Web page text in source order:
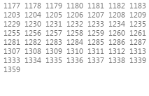
1177 1178 1179 1180 1181 1182
1183
1203 1204 1205 1206 1207 1208 1209
1229 1230 1231 1232 1233 1234 1235
1255 1256 1257 1258 1259 1260 1261
1281 1282 1283 1284 1285 1286 1287
1307 1308 1309 1310 1311 1312
1313
1333 1334 1335 1336 1337 1338 1339
1359